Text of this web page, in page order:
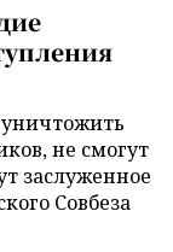
не смогут
заслуженное
Совбеза